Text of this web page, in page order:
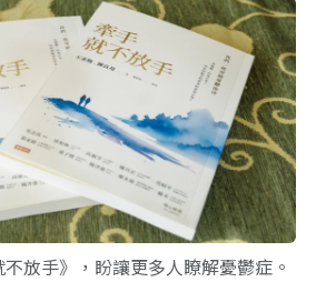
放手》，盼讓更多人瞭解憂鬱症。